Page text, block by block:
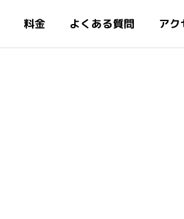
料金 よくある質問 アク